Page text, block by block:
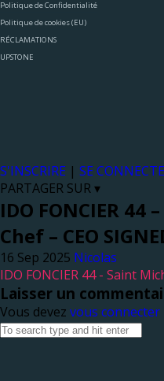
Politique de Confidentialité
Politique de cookies (EU)
RÉCLAMATIONS
UPSTONE
S'INSCRIRE | SE
PARTAGER SUR ▾
IDO FONCIER
Chef – CEO
Nicolas
IDO FONCIER 44 - Saint
Laisser un
Vous devez vous connecter